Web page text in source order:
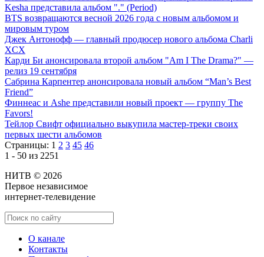
Kesha представила альбом "." (Period)
BTS возвращаются весной 2026 года с новым альбомом и
мировым туром
Джек Антонофф — главный продюсер нового альбома Charli
XCX
Карди Би анонсировала второй альбом "Am I The Drama?" —
релиз 19 сентября
Сабрина Карпентер анонсировала новый альбом “Man’s Best
Friend”
Финнеас и Ashe представили новый проект — группу The
Favors!
Тейлор Свифт официально выкупила мастер-треки своих
первых шести альбомов
Страницы: 1 2 3 45 46
1 - 50 из 2251
НИТВ © 2026
Первое независимое
интернет-телевидение
О канале
Контакты